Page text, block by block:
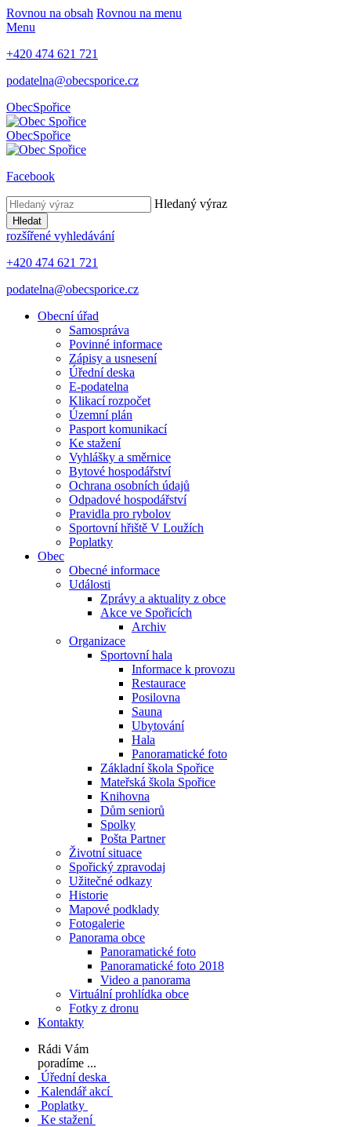
Rovnou na obsah Rovnou na menu
Menu
+420 474 621 721
podatelna@obecsporice.cz
ObecSpořice
ObecSpořice
Facebook
Hledaný výraz
Hledat
rozšířené vyhledávání
+420 474 621 721
podatelna@obecsporice.cz
Obecní úřad
Samospráva
Povinné informace
Zápisy a usnesení
Úřední deska
E-podatelna
Klikací rozpočet
Územní plán
Pasport komunikací
Ke stažení
Vyhlášky a směrnice
Bytové hospodářství
Ochrana osobních údajů
Odpadové hospodářství
Pravidla pro rybolov
Sportovní hřiště V Loužích
Poplatky
Obec
Obecné informace
Události
Zprávy a aktuality z obce
Akce ve Spořicích
Archiv
Organizace
Sportovní hala
Informace k provozu
Restaurace
Posilovna
Sauna
Ubytování
Hala
Panoramatické foto
Základní škola Spořice
Mateřská škola Spořice
Knihovna
Dům seniorů
Spolky
Pošta Partner
Životní situace
Spořický zpravodaj
Užitečné odkazy
Historie
Mapové podklady
Fotogalerie
Panorama obce
Panoramatické foto
Panoramatické foto 2018
Video a panorama
Virtuální prohlídka obce
Fotky z dronu
Kontakty
Rádi Vám
poradíme ...
Úřední deska
Kalendář akcí
Poplatky
Ke stažení